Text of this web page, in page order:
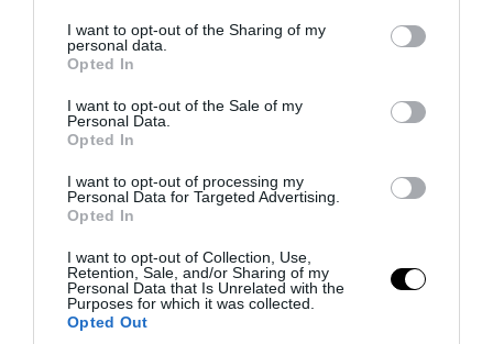
not limited to your visit or usage behaviour. You may click to
grant or deny consent to Google and its third-party tags to
use your data for below specified purposes in below Google
consent section.
I want to opt-out of the Sharing of my
personal data.
Opted In
I want to opt-out of the Sale of my
Personal Data.
Opted In
I want to opt-out of processing my
Personal Data for Targeted Advertising.
Opted In
I want to opt-out of Collection, Use,
Retention, Sale, and/or Sharing of my
Personal Data that Is Unrelated with the
Purposes for which it was collected.
Opted Out
Πόρτο Γερμενό: Σκύλος γύρισε σοβαρά
τραυματισμένος στο σπίτι που τον
φρόντιζαν μία εβδομάδα μετά τη φωτιά
(φώτο)
07.08.2026 | 22:05